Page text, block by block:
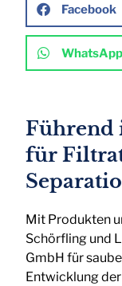
Facebook
WhatsApp
Führend
für
Mit Produkten
Schörfling und
GmbH für
Entwicklung